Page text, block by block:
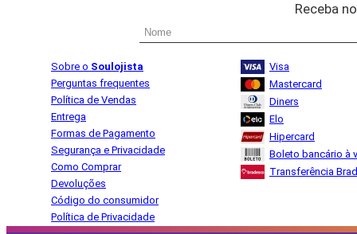
Receba
Sobre o Soulojista
Perguntas frequentes
Política de Vendas
Entrega
Formas de Pagamento
Segurança e Privacidade
Como Comprar
Devoluções
Código do consumidor
Política de Privacidade
Visa
Mastercard
Diners
Elo
Hipercard
Boleto bancário à
Transferência